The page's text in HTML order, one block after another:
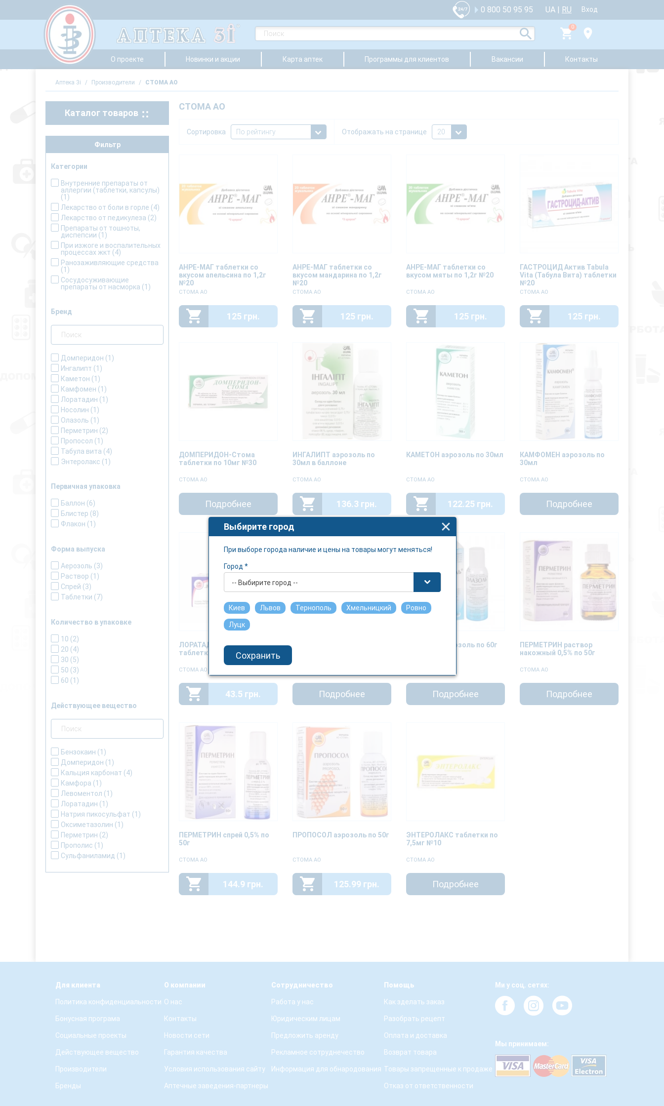
0 800 50 95 95 UA | RU Вход
0
О проекте Новинки и акции Карта аптек Программы для клиентов Вакансии Контакты
Аптека 3i / Производители / СТОМА АО
Каталог товаров
Фильтр
Категории
Внутренние препараты от
аллергии (таблетки, капсулы)
(1)
Лекарство от боли в горле (4)
Лекарство от педикулеза (2)
Препараты от тошноты,
диспепсии (1)
При изжоге и воспалительных
процессах жкт (4)
Ранозаживляющие средства
(1)
Сосудосуживающие
препараты от насморка (1)
Бренд
Домперидон (1)
Ингалипт (1)
Каметон (1)
Камфомен (1)
Лоратадин (1)
Носолин (1)
Олазоль (1)
Перметрин (2)
Пропосол (1)
Табула вита (4)
Энтеролакс (1)
Первичная упаковка
Баллон (6)
Блистер (8)
Флакон (1)
Форма выпуска
Аерозоль (3)
Раствор (1)
Спрей (3)
Таблетки (7)
Количество в упаковке
10 (2)
20 (4)
30 (5)
50 (3)
60 (1)
Действующее вещество
Бензокаин (1)
Домперидон (1)
Кальция карбонат (4)
Камфора (1)
Левоментол (1)
Лоратадин (1)
Натрия пикосульфат (1)
Оксиметазолин (1)
Перметрин (2)
Прополис (1)
Сульфаниламид (1)
СТОМА АО
Сортировка Отображать на странице
АНРЕ-МАГ таблетки со
вкусом апельсина по 1,2г
№20
СТОМА АО
125 грн.
АНРЕ-МАГ таблетки со
вкусом мандарина по 1,2г
№20
СТОМА АО
125 грн.
АНРЕ-МАГ таблетки со
вкусом мяты по 1,2г №20
СТОМА АО
125 грн.
ГАСТРОЦИД Актив Tabula
Vita (Табула Вита) таблетки
№20
СТОМА АО
125 грн.
ДОМПЕРИДОН-Стома
таблетки по 10мг №30
СТОМА АО
Подробнее
ИНГАЛИПТ аэрозоль по
30мл в баллоне
СТОМА АО
136.3 грн.
КАМЕТОН аэрозоль по 30мл
СТОМА АО
122.25 грн.
КАМФОМЕН аэрозоль по
30мл
СТОМА АО
Подробнее
ЛОРАТАДИН-Стома
таблетки по 10мг №10
СТОМА АО
43.5 грн. Подробнее
ОЛАЗОЛЬ аэрозоль по 60г
Подробнее
ПЕРМЕТРИН раствор
накожный 0,5% по 50г
СТОМА АО
Подробнее
ПЕРМЕТРИН спрей 0,5% по
50г
СТОМА АО
144.9 грн.
ПРОПОСОЛ аэрозоль по 50г
СТОМА АО
125.99 грн.
ЭНТЕРОЛАКС таблетки по
7,5мг №10
СТОМА АО
Подробнее
Для клиента
Политика конфиденциальности
Бонусная програма
Социальные проекты
Действующее вещество
Производители
Бренды
О компании
О нас
Контакты
Новости сети
Гарантия качества
Условия использования сайту
Аптечные заведения-партнеры
Сотрудничество
Работа у нас
Юридическим лицам
Предложить аренду
Рекламное сотруднечество
Информация для обнародования
Помощь
Как зделать заказ
Разобрать рецепт
Оплата и доставка
Возврат товара
Товары запрещенные к продаже
Отказ от ответственности
Ми у соц. сетях:
Мы принимаем:
Выбирите город
При выборе города наличие и цены на товары могут меняться!
Город *
-- Выбирите город --
Киев Львов Тернополь Хмельницкий Ровно
Луцк
Сохранить